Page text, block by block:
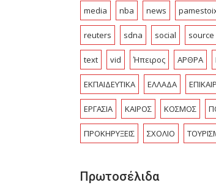
media nba news
reuters sdna social source
text vid Ήπειρος ΑΡΘΡΑ
ΕΚΠΑΙΔΕΥΤΙΚΑ ΕΛΛΑΔΑ
ΕΡΓΑΣΙΑ ΚΑΙΡΟΣ ΚΟΣΜΟΣ
ΠΡΟΚΗΡΥΞΕΙΣ ΣΧΟΛΙΟ
Πρωτοσέλιδα